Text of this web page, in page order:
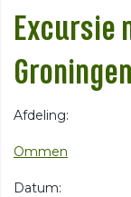
Excursie
Groningen
Afdeling:
Ommen
Datum: